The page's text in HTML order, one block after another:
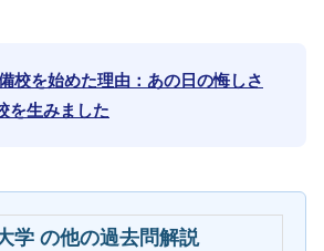
校を始めた理由：あの日の悔しさ
を生みました
学 の他の過去問解説